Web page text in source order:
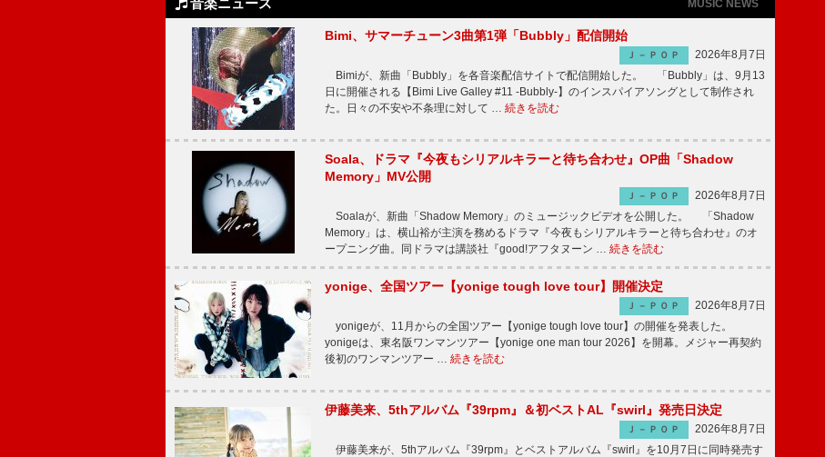
MUSIC NEWS
Bimi、サマーチューン3曲第1弾「Bubbly」配信開始
Ｊ－ＰＯＰ
2026年8月7日
Bimiが、新曲「Bubbly」を各音楽配信サイトで配信開始した。 「Bubbly」は、9月13
日に開催される【Bimi Live Galley #11 -Bubbly-】のインスパイアソングとして制作され
た。日々の不安や不条理に対して … 続きを読む
Soala、ドラマ『今夜もシリアルキラーと待ち合わせ』OP曲「Shadow
Memory」MV公開
Ｊ－ＰＯＰ
2026年8月7日
Soalaが、新曲「Shadow Memory」のミュージックビデオを公開した。 「Shadow
Memory」は、横山裕が主演を務めるドラマ『今夜もシリアルキラーと待ち合わせ』のオ
ープニング曲。同ドラマは講談社『good!アフタヌーン … 続きを読む
yonige、全国ツアー【yonige tough love tour】開催決定
Ｊ－ＰＯＰ
2026年8月7日
yonigeが、11月からの全国ツアー【yonige tough love tour】の開催を発表した。
yonigeは、東名阪ワンマンツアー【yonige one man tour 2026】を開幕。メジャー再契約
後初のワンマンツアー … 続きを読む
伊藤美来、5thアルバム『39rpm』＆初ベストAL『swirl』発売日決定
Ｊ－ＰＯＰ
2026年8月7日
伊藤美来が、5thアルバム『39rpm』とベストアルバム『swirl』を10月7日に同時発売す